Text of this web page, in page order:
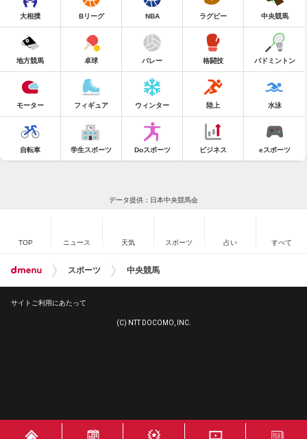
大相撲 Bリーグ NBA ラグビー 中央競馬
地方競馬 卓球 バレー 格闘技 バドミントン
モーター フィギュア ウィンター 陸上 水泳
自転車 学生スポーツ Doスポーツ ビジネス eスポーツ
データ提供：日本中央競馬会
TOP ニュース 天気 スポーツ 占い すべて
スポーツ 中央競馬
サイトご利用にあたって
(C) NTT DOCOMO, INC.